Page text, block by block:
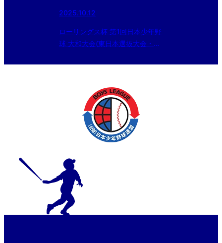
2025.10.12
ローリングス杯 第1回日本少年野
球 大和大会(東日本選抜大会・本